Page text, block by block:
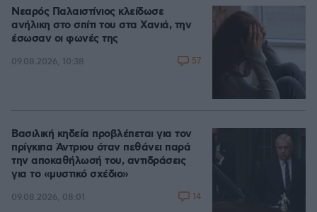
Νεαρός Παλαιστίνιος κλείδωσε
ανήλικη στο σπίτι του στα Χανιά, την
έσωσαν οι φωνές της
09.08.2026, 10:38 57
Βασιλική κηδεία προβλέπεται για τον
πρίγκιπα Άντριου όταν πεθάνει παρά
την αποκαθήλωσή του, αντιδράσεις
για το «μυστικό σχέδιο»
09.08.2026, 08:01 14